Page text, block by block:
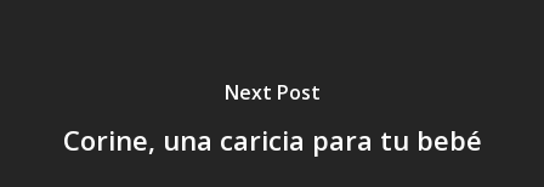
Next Post
Corine, una caricia para tu bebé